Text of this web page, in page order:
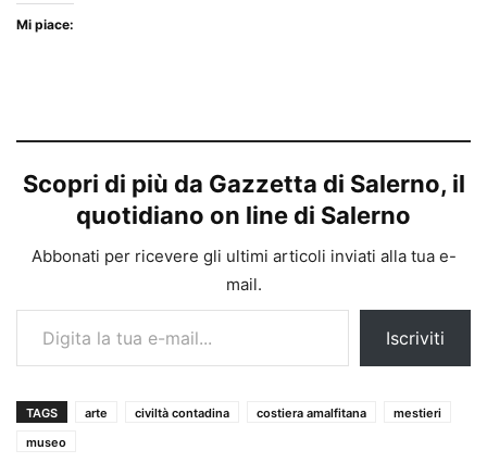
Mi piace:
Scopri di più da Gazzetta di Salerno, il
quotidiano on line di Salerno
Abbonati per ricevere gli ultimi articoli inviati alla tua e-
mail.
Digita la tua e-mail...
Iscriviti
TAGS arte civiltà contadina costiera amalfitana
mestieri
museo